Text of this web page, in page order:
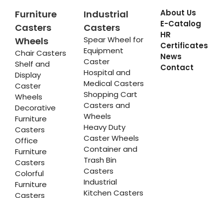
Furniture
Casters
Wheels
Chair Casters
Shelf and
Display
Caster
Wheels
Decorative
Furniture
Casters
Office
Furniture
Casters
Colorful
Furniture
Casters
Industrial
Casters
Spear Wheel for
Equipment
Caster
Hospital and
Medical Casters
Shopping Cart
Casters and
Wheels
Heavy Duty
Caster Wheels
Container and
Trash Bin
Casters
Industrial
Kitchen Casters
About Us
E-Catalog
HR
Certificates
News
Contact